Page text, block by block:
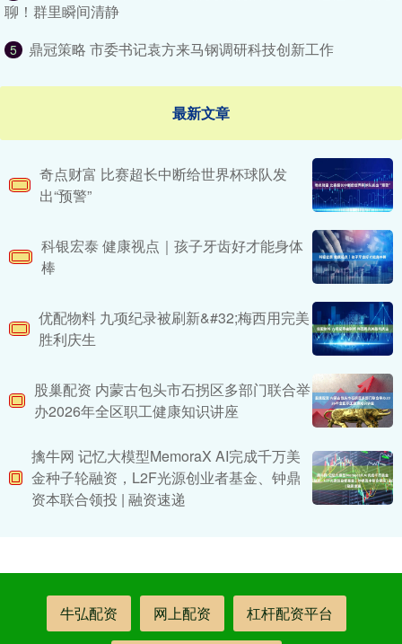
聊！群里瞬间清静
5 鼎冠策略 市委书记袁方来马钢调研科技创新工作
最新文章
奇点财富 比赛超长中断给世界杯球队发
出“预警”
科银宏泰 健康视点｜孩子牙齿好才能身体
棒
优配物料 九项纪录被刷新&#32;梅西用完美
胜利庆生
股巢配资 内蒙古包头市石拐区多部门联合举
办2026年全区职工健康知识讲座
擒牛网 记忆大模型MemoraX AI完成千万美
金种子轮融资，L2F光源创业者基金、钟鼎
资本联合领投 | 融资速递
牛弘配资 网上配资 杠杆配资平台